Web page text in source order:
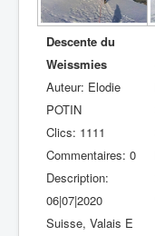
Descente du
Weissmies
Auteur: Elodie
POTIN
Clics: 1111
Commentaires: 0
Description:
06|07|2020
Suisse, Valais E